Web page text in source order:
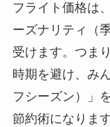
フライト価格は
ーズナリティ（
受けます。つま
時期を避け、み
フシーズン）」
節約術になりま